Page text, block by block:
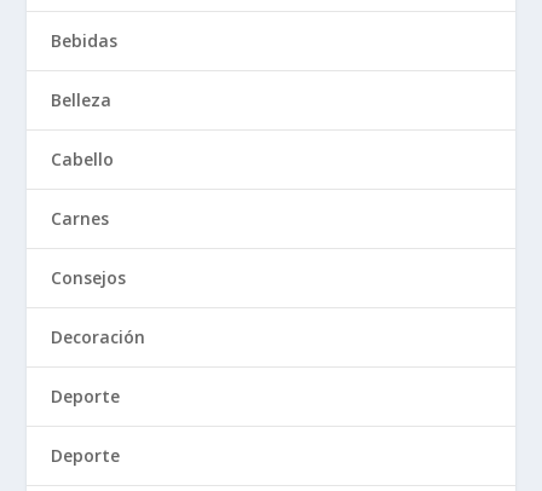
Bebidas
Belleza
Cabello
Carnes
Consejos
Decoración
Deporte
Deporte